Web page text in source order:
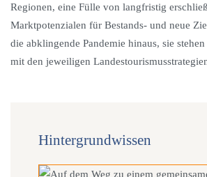
Regionen, eine Fülle von langfristig
Marktpotenzialen für Bestands- und neue
die abklingende Pandemie hinaus, sie
mit den jeweiligen
Hintergrundwissen